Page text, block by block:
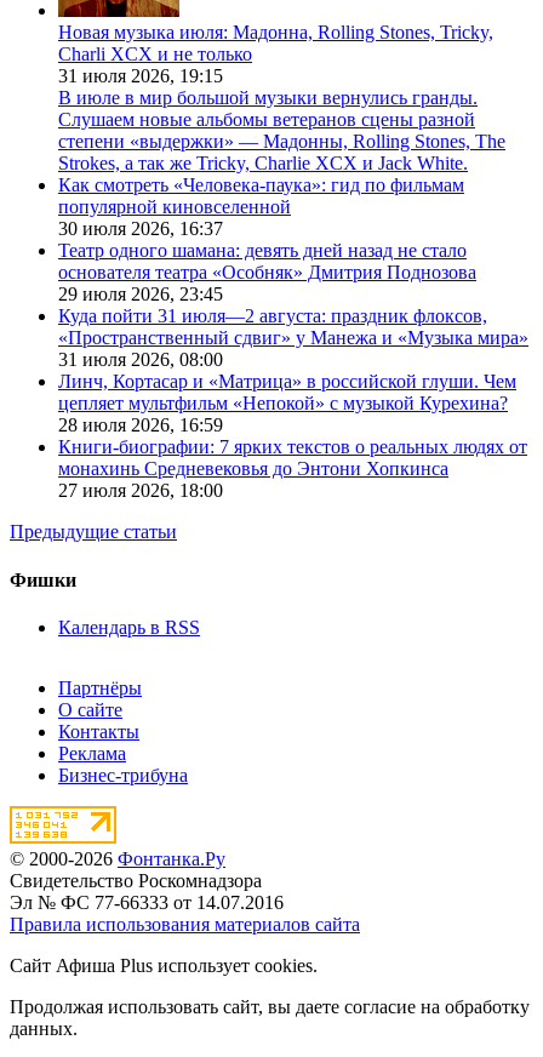
Новая музыка июля: Мадонна, Rolling Stones, Tricky,
Charli XCX и не только
31 июля 2026, 19:15
В июле в мир большой музыки вернулись гранды.
Слушаем новые альбомы ветеранов сцены разной
степени «выдержки» — Мадонны, Rolling Stones, The
Strokes, а так же Tricky, Charlie XCX и Jack White.
Как смотреть «Человека-паука»: гид по фильмам
популярной киновселенной
30 июля 2026, 16:37
Театр одного шамана: девять дней назад не стало
основателя театра «Особняк» Дмитрия Поднозова
29 июля 2026, 23:45
Куда пойти 31 июля—2 августа: праздник флоксов,
«Пространственный сдвиг» у Манежа и «Музыка мира»
31 июля 2026, 08:00
Линч, Кортасар и «Матрица» в российской глуши. Чем
цепляет мультфильм «Непокой» с музыкой Курехина?
28 июля 2026, 16:59
Книги-биографии: 7 ярких текстов о реальных людях от
монахинь Средневековья до Энтони Хопкинса
27 июля 2026, 18:00
Предыдущие статьи
Фишки
Календарь в RSS
Партнёры
О сайте
Контакты
Реклама
Бизнес-трибуна
© 2000-2026 Фонтанка.Ру
Свидетельство Роскомнадзора
Эл № ФС 77-66333 от 14.07.2016
Правила использования материалов сайта
Сайт Афиша Plus использует cookies.
Продолжая использовать сайт, вы даете согласие на обработку
данных.